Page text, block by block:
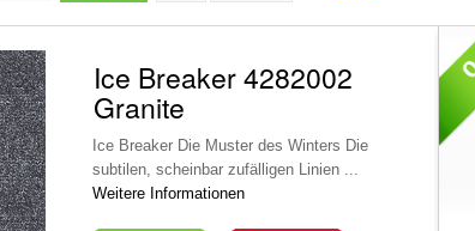
Ice Breaker 4282002
Granite
Ice Breaker Die Muster des Winters Die
subtilen, scheinbar zufälligen Linien ...
Weitere Informationen